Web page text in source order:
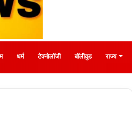
धर्म टेक्नोलॉजी बॉलीवुड राज्य